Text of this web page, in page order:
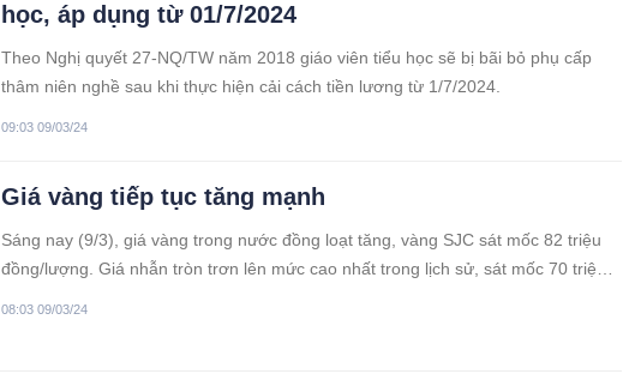
học, áp dụng từ 01/7/2024
Theo Nghị quyết 27-NQ/TW năm 2018 giáo viên tiểu học sẽ bị bãi bỏ phụ cấp
thâm niên nghề sau khi thực hiện cải cách tiền lương từ 1/7/2024.
09:03 09/03/24
Giá vàng tiếp tục tăng mạnh
Sáng nay (9/3), giá vàng trong nước đồng loạt tăng, vàng SJC sát mốc 82 triệu
đồng/lượng. Giá nhẫn tròn trơn lên mức cao nhất trong lịch sử, sát mốc 70 triệu
08:03 09/03/24